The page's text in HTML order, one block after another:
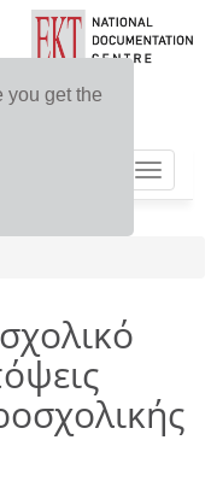
you get the
Toggle